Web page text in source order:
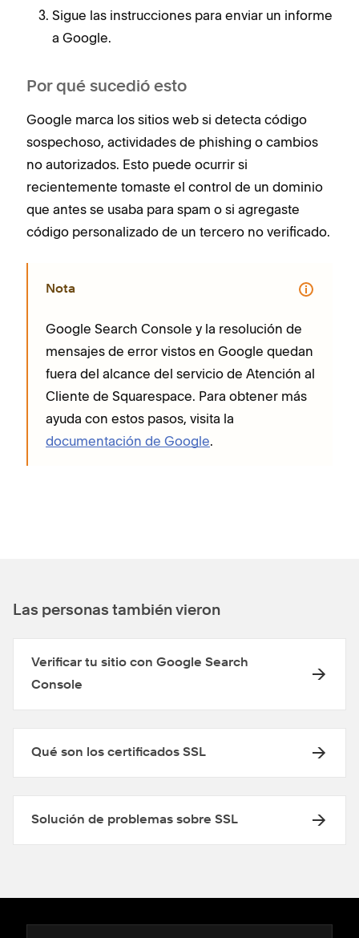
Sigue las instrucciones para enviar un informe
a Google.
Por qué sucedió esto
Google marca los sitios web si detecta código
sospechoso, actividades de phishing o cambios
no autorizados. Esto puede ocurrir si
recientemente tomaste el control de un dominio
que antes se usaba para spam o si agregaste
código personalizado de un tercero no verificado.
Nota
Google Search Console y la resolución de
mensajes de error vistos en Google quedan
fuera del alcance del servicio de Atención al
Cliente de Squarespace. Para obtener más
ayuda con estos pasos, visita la
documentación de Google.
Las personas también vieron
Verificar tu sitio con Google Search
Console
Qué son los certificados SSL
Solución de problemas sobre SSL